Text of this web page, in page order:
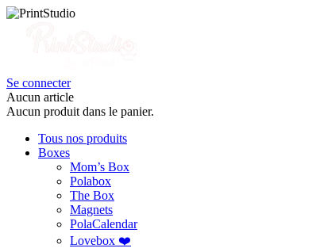
Se connecter
Aucun article
Aucun produit dans le panier.
Tous nos produits
Boxes
Mom’s Box
Polabox
The Box
Magnets
PolaCalendar
Lovebox ❤️